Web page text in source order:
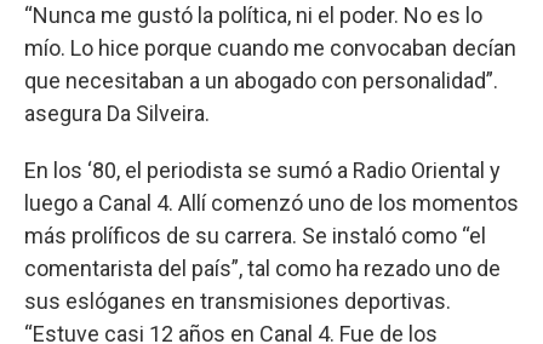
“Nunca me gustó la política, ni el poder. No es lo
mío. Lo hice porque cuando me convocaban decían
que necesitaban a un abogado con personalidad”.
asegura Da Silveira.
En los ‘80, el periodista se sumó a Radio Oriental y
luego a Canal 4. Allí comenzó uno de los momentos
más prolíficos de su carrera. Se instaló como “el
comentarista del país”, tal como ha rezado uno de
sus eslóganes en transmisiones deportivas.
“Estuve casi 12 años en Canal 4. Fue de los